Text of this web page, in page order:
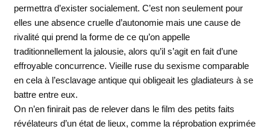
permettra d’exister socialement. C’est non seulement pour
elles une absence cruelle d’autonomie mais une cause de
rivalité qui prend la forme de ce qu’on appelle
traditionnellement la jalousie, alors qu’il s’agit en fait d’une
effroyable concurrence. Vieille ruse du sexisme comparable
en cela à l’esclavage antique qui obligeait les gladiateurs à se
battre entre eux.
On n’en finirait pas de relever dans le film des petits faits
révélateurs d’un état de lieux, comme la réprobation exprimée